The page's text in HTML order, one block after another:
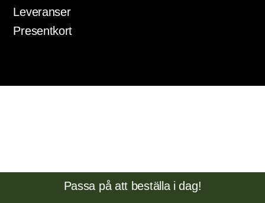
Leveranser
Presentkort
Passa på att beställa i dag!